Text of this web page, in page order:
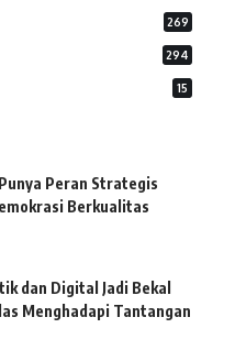
269
294
15
Peran Strategis
Berkualitas
dan Digital Jadi Bekal
Menghadapi Tantangan